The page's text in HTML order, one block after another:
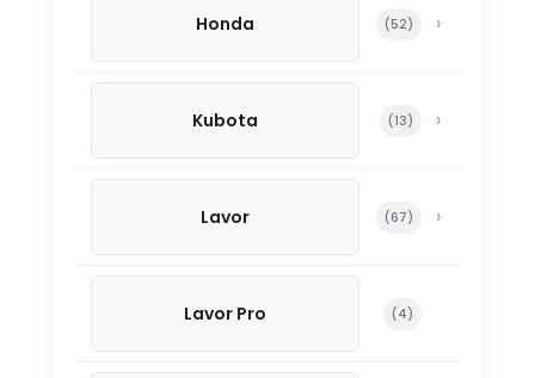
Honda 5252 productos
Kubota 1313 productos
Lavor 6767 productos
Lavor Pro 44 productos